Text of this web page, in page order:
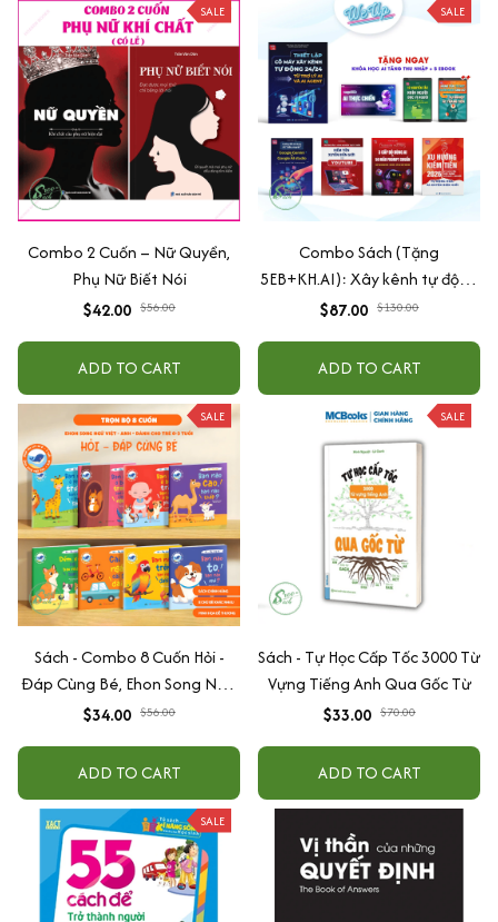
SALE
Combo 2 Cuốn – Nữ Quyền,
Phụ Nữ Biết Nói
$42.00 $56.00
ADD TO CART
SALE
Combo Sách (Tặng
5EB+KH.AI): Xây kênh tự động
AI Agent + AI siêu mạnh + 3
+ Xu hướng
$87.00 $130.00
ADD TO CART
SALE
Sách - Combo 8 Cuốn Hỏi -
Đáp Cùng Bé, Ehon Song Ngữ
Việt - Anh - Dành Cho Bé Từ 0
$34.00 $56.00
ADD TO CART
SALE
Sách - Tự Học Cấp Tốc 3000 Từ
Vựng Tiếng Anh Qua Gốc Từ
$33.00 $70.00
ADD TO CART
SALE